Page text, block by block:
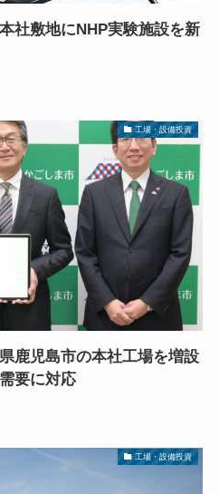
社敷地にNHP実験施設を新
工場・設備投資
鹿児島市の本社工場を増設
要に対応
工場・設備投資